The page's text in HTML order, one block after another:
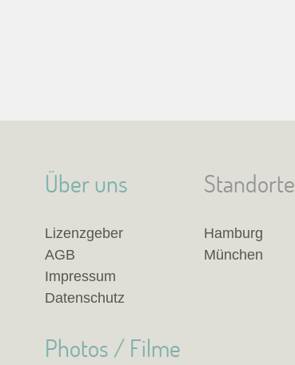
Standorte
Hamburg
München
Über uns
Lizenzgeber
AGB
Impressum
Datenschutz
Photos / Filme